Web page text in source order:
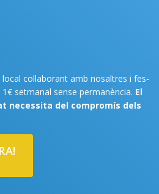
col·laborant amb nosaltres i fes-
setmanal sense permanència. El
necessita del compromís dels